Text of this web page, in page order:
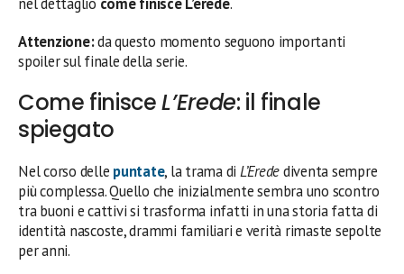
Attenzione:da questo momento seguono importanti
spoiler sul finale della serie.
Come finisceL’Erede: il finale
spiegato
Nel corso delle puntate, la trama di L’Eredediventa sempre
più complessa. Quello che inizialmente sembra uno scontro
tra buoni e cattivi si trasforma infatti in una storia fatta di
identità nascoste, drammi familiari e verità rimaste sepolte
per anni.